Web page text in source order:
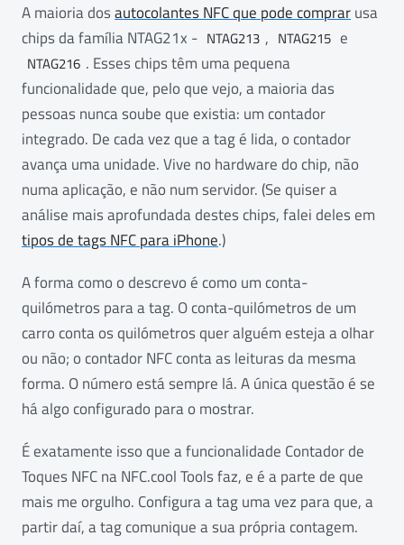
A maioria dosautocolantes NFC que pode comprarusa
chips da família NTAG21x - NTAG213 , NTAG215 e
NTAG216 . Esses chips têm uma pequena
funcionalidade que, pelo que vejo, a maioria das
pessoas nunca soube que existia: um contador
integrado. De cada vez que a tag é lida, o contador
avança uma unidade. Vive no hardware do chip, não
numa aplicação, e não num servidor. (Se quiser a
análise mais aprofundada destes chips, falei deles em
tipos de tags NFC para iPhone.)
A forma como o descrevo é como um conta-
quilómetros para a tag. O conta-quilómetros de um
carro conta os quilómetros quer alguém esteja a olhar
ou não; o contador NFC conta as leituras da mesma
forma. O número está sempre lá. A única questão é se
há algo configurado para o mostrar.
É exatamente isso que a funcionalidade Contador de
Toques NFC na NFC.cool Tools faz, e é a parte de que
mais me orgulho. Configura a tag uma vez para que, a
partir daí, a tag comunique a sua própria contagem.